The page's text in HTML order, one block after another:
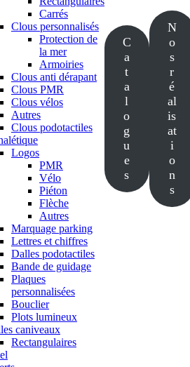
Carrés
Clous personnalisés
Protection de
la mer
Armoiries
Clous anti dérapant
Clous PMR
Clous vélos
Autres
Clous podotactiles
Logos
PMR
Vélo
Piéton
Flèche
Autres
Marquage parking
Lettres et chiffres
Dalles podotactiles
Bande de guidage
Plaques
personnalisées
Bouclier
Plots lumineux
caniveaux
Rectangulaires
C
a
t
a
l
o
g
u
e
s
N
o
s
r
é
al
is
at
i
o
n
s